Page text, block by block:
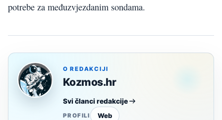
potrebe za međuzvjezdanim sondama.
O REDAKCIJI
Kozmos.hr
Svi članci redakcije
PROFILI Web